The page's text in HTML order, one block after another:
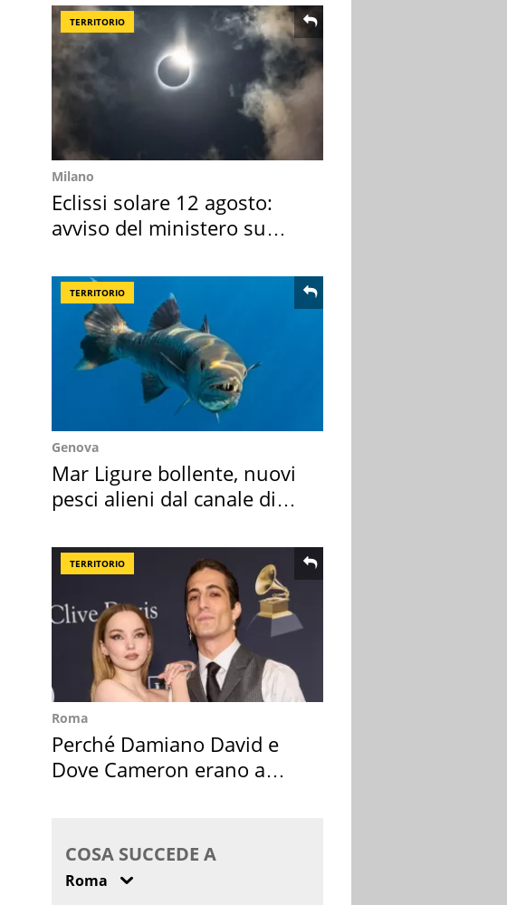
TERRITORIO
Milano
Eclissi solare 12 agosto:
avviso del ministero su
TERRITORIO
Genova
Mar Ligure bollente, nuovi
pesci alieni dal canale di
TERRITORIO
Roma
Perché Damiano David e
Dove Cameron erano a